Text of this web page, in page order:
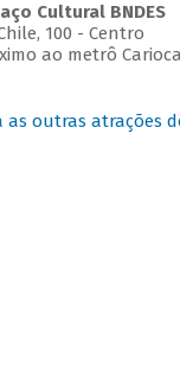
Cultural BNDES
100 - Centro
ao metrô Carioca
as outras atrações